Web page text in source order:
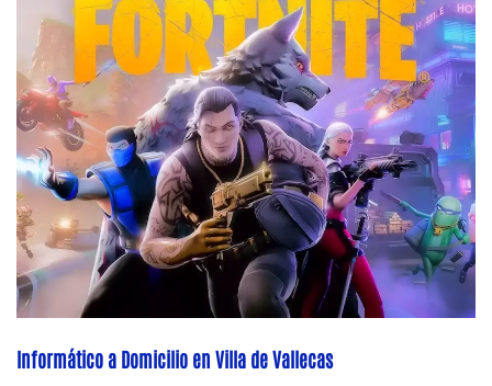
Informático a Domicilio en Villa de Vallecas